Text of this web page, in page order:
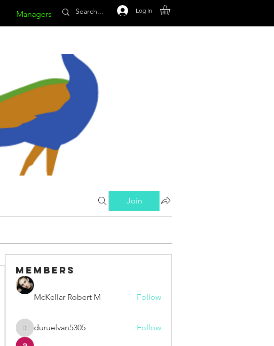
Managers Log In
Join
Members
McKellar Robert M Follow
duruelvan5305
duruelvan5305 Follow